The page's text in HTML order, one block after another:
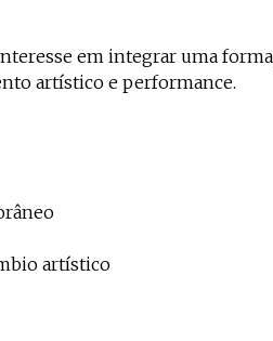
em integrar uma
artístico e performance.
artístico